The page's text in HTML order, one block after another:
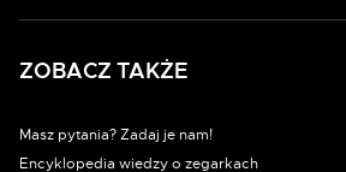
ZOBACZ TAKŻE
Masz pytania? Zadaj je nam!
Encyklopedia wiedzy o zegarkach